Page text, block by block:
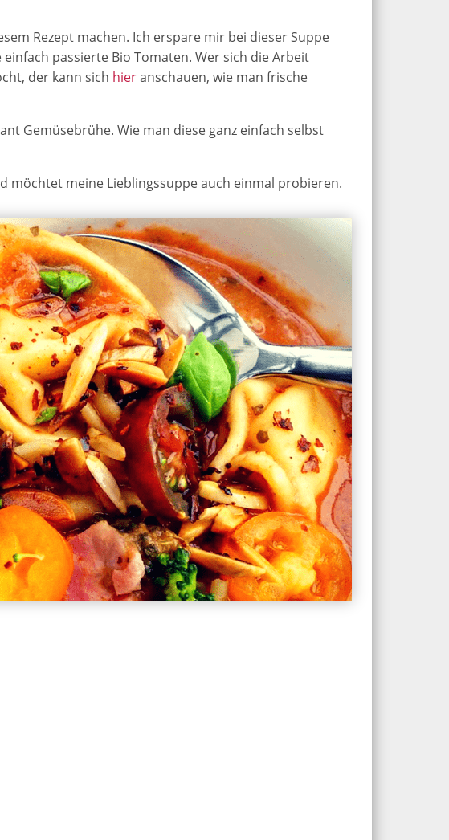
Rezept machen. Ich erspare mir bei dieser Suppe
passierte Bio Tomaten. Wer sich die Arbeit
der kann sich hieranschauen, wie man frische
Gemüsebrühe. Wie man diese ganz einfach selbst
möchtet meine Lieblingssuppe auch einmal probieren.